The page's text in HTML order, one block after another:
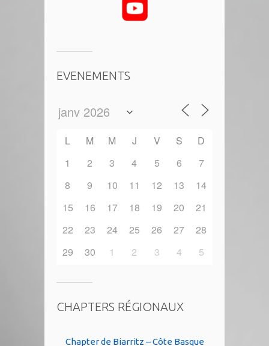
EVENEMENTS
L M M J V S
D
1
2 3 4 5 6
7
8
9 10 11 12 13
14
15
16 17 18 19 20
21
22
23 24 25 26 27
28
29
30 1 2 3 4 5
CHAPTERS RÉGIONAUX
Chapter de Biarritz – Côte Basque